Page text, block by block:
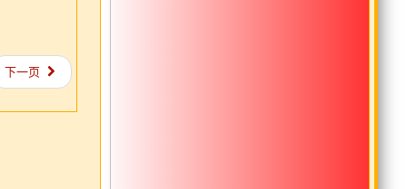
下一页